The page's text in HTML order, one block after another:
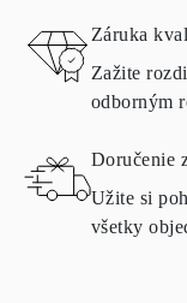
VRÁTENIE A
Všetky produkty
podľa požiadaviek
prípade je možné
doručenia zásielky.
možné vrátiť za
od dátumu
Záruka
Zažite
odborným
Doručenie
Užite si
všetky